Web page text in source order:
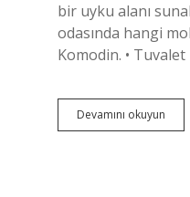
bir uyku alanı
odasında hangi
Komodin. • Tuvalet
Devamını okuyun